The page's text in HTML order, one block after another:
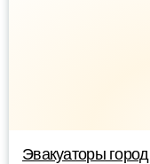
Эвакуаторы город